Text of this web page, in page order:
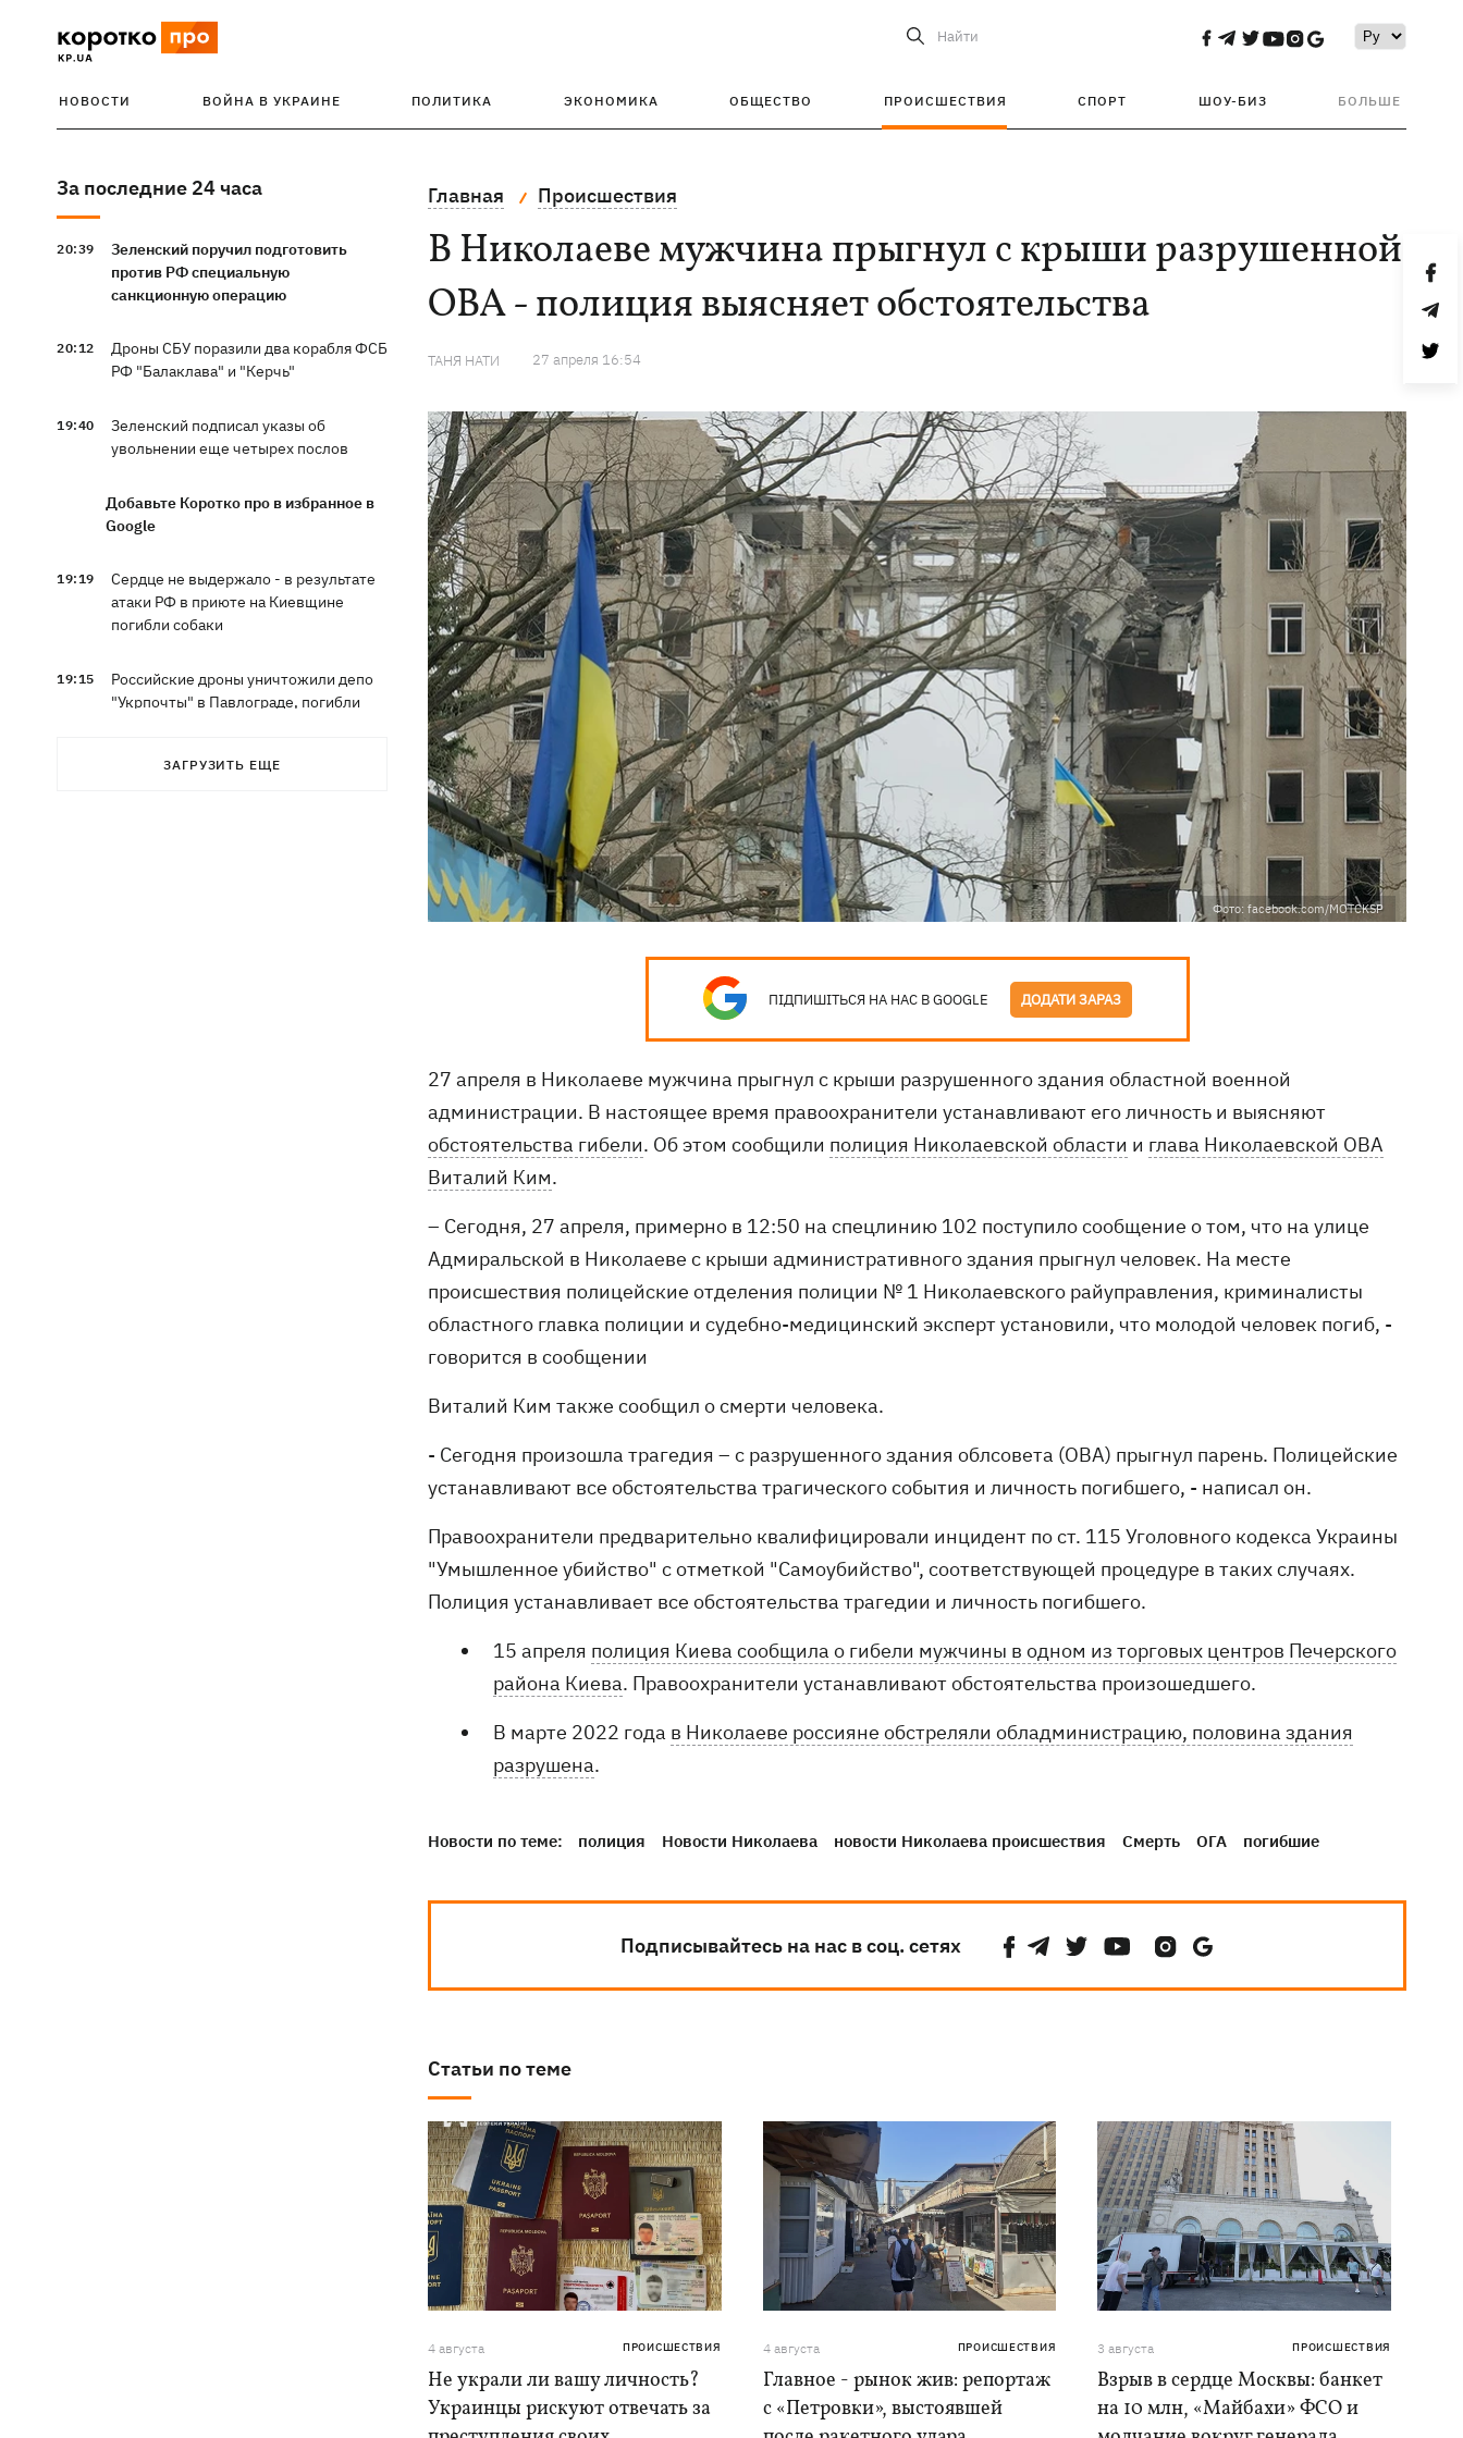
Найти
НОВОСТИ ВОЙНА В УКРАИНЕ ПОЛИТИКА ЭКОНОМИКА ОБЩЕСТВО ПРОИСШЕСТВИЯ СПОРТ ШОУ-БИЗ БОЛЬШЕ
За последние 24 часа
20:39
Зеленский поручил подготовить
против РФ специальную
санкционную операцию
20:12
Дроны СБУ поразили два корабля ФСБ
РФ "Балаклава" и "Керчь"
19:40
Зеленский подписал указы об
увольнении еще четырех послов
Добавьте Коротко про в избранное в
Google
19:19
Сердце не выдержало - в результате
атаки РФ в приюте на Киевщине
погибли собаки
19:15
Российские дроны уничтожили депо
"Укрпочты" в Павлограде, погибли
ЗАГРУЗИТЬ ЕЩЕ
Главная Происшествия
В Николаеве мужчина прыгнул с крыши разрушенной
ОВА - полиция выясняет обстоятельства
ТАНЯ НАТИ 27 апреля 16:54
Фото: facebook.com/MOTCKSP
ПІДПИШІТЬСЯ НА НАС В GOOGLE ДОДАТИ ЗАРАЗ
27 апреля в Николаеве мужчина прыгнул с крыши разрушенного здания областной военной
администрации. В настоящее время правоохранители устанавливают его личность и выясняют
обстоятельства гибели. Об этом сообщили полиция Николаевской области и глава Николаевской ОВА
Виталий Ким.
– Сегодня, 27 апреля, примерно в 12:50 на спецлинию 102 поступило сообщение о том, что на улице
Адмиральской в ​​Николаеве с крыши административного здания прыгнул человек. На месте
происшествия полицейские отделения полиции № 1 Николаевского райуправления, криминалисты
областного главка полиции и судебно-медицинский эксперт установили, что молодой человек погиб, -
говорится в сообщении
Виталий Ким также сообщил о смерти человека.
- Сегодня произошла трагедия – с разрушенного здания облсовета (ОВА) прыгнул парень. Полицейские
устанавливают все обстоятельства трагического события и личность погибшего, - написал он.
Правоохранители предварительно квалифицировали инцидент по ст. 115 Уголовного кодекса Украины
"Умышленное убийство" с отметкой "Самоубийство", соответствующей процедуре в таких случаях.
Полиция устанавливает все обстоятельства трагедии и личность погибшего.
15 апреля полиция Киева сообщила о гибели мужчины в одном из торговых центров Печерского
района Киева. Правоохранители устанавливают обстоятельства произошедшего.
В марте 2022 года в Николаеве россияне обстреляли обладминистрацию, половина здания
разрушена.
Новости по теме: полиция Новости Николаева новости Николаева происшествия Смерть ОГА погибшие
Подписывайтесь на нас в соц. сетях
Статьи по теме
4 августа ПРОИСШЕСТВИЯ
Не украли ли вашу личность?
Украинцы рискуют отвечать за
4 августа ПРОИСШЕСТВИЯ
Главное - рынок жив: репортаж
с «Петровки», выстоявшей
3 августа ПРОИСШЕСТВИЯ
Взрыв в сердце Москвы: банкет
на 10 млн, «Майбахи» ФСО и